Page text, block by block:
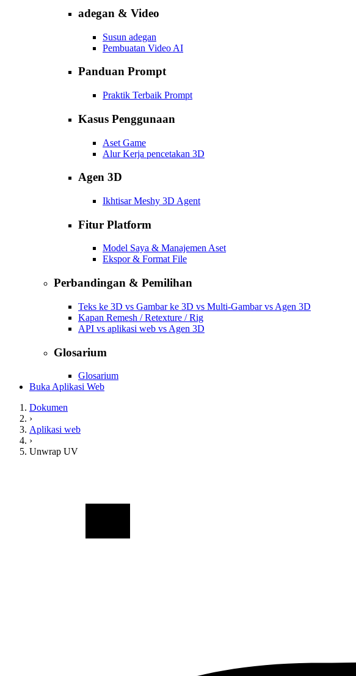
adegan & Video
Susun adegan
Pembuatan Video AI
Panduan Prompt
Praktik Terbaik Prompt
Kasus Penggunaan
Aset Game
Alur Kerja pencetakan 3D
Agen 3D
Ikhtisar Meshy 3D Agent
Fitur Platform
Model Saya & Manajemen Aset
Ekspor & Format File
Perbandingan & Pemilihan
Teks ke 3D vs Gambar ke 3D vs Multi-Gambar vs Agen 3D
Kapan Remesh / Retexture / Rig
API vs aplikasi web vs Agen 3D
Glosarium
Glosarium
Buka Aplikasi Web
Dokumen
›
Aplikasi web
›
Unwrap UV